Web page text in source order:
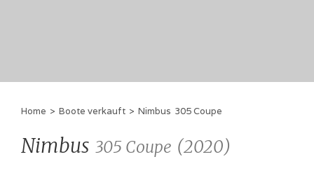
Home > Boote verkauft > Nimbus 305 Coupe
Nimbus 305 Coupe (2020)